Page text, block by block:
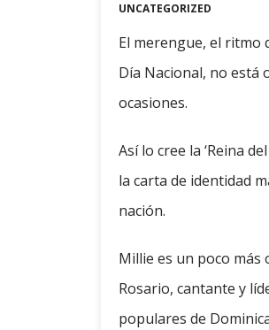
UNCATEGORIZED
El merengue, el ritmo
Día Nacional, no está
ocasiones.
Así lo cree la ‘Reina
la carta de identidad
nación.
Millie es un poco
Rosario, cantante y
populares de